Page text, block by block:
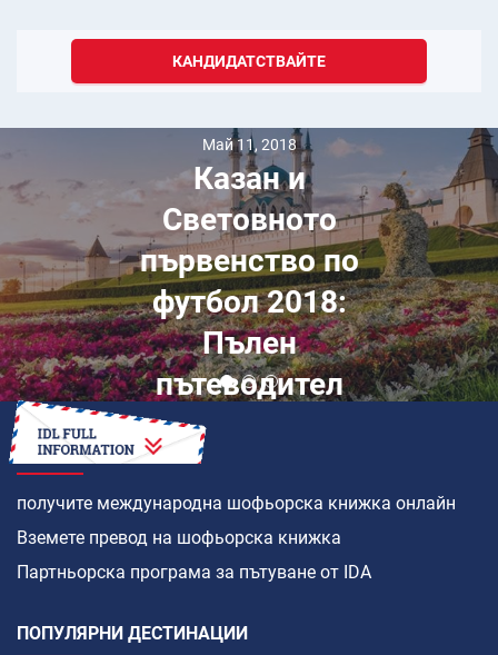
КАНДИДАТСТВАЙТЕ
Май 11, 2018
Казан и
Световното
първенство по
футбол 2018:
Пълен
пътеводител
КАК ДА
получите международна шофьорска книжка онлайн
Вземете превод на шофьорска книжка
Партньорска програма за пътуване от IDA
ПОПУЛЯРНИ ДЕСТИНАЦИИ